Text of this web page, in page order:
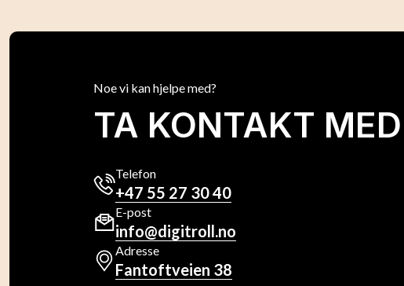
Noe vi kan hjelpe med?
TA KONTAKT
Telefon
+47 55 27 30 40
E-post
info@digitroll.no
Adresse
Fantoftveien 38